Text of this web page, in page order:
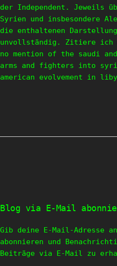
der Independent. Jeweils
Syrien und insbesondere
die enthaltenen
unvollständig. Zitiere ich
no mention of the saudi
arms and fighters into
american evolvement in
Blog via E-Mail
Gib deine E-Mail-Adresse
abonnieren und
Beiträge via E-Mail zu